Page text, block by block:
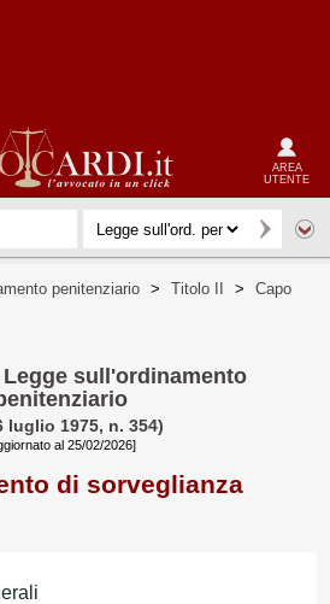
AREA
UTENTE
penitenziario > Titolo II >
Capo
sull'ordinamento
luglio 1975, n. 354)
al 25/02/2026]
di sorveglianza